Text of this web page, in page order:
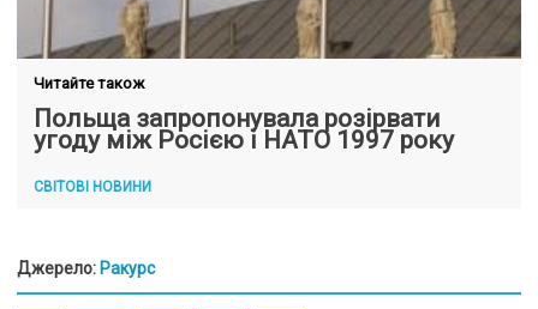
Читайте також
Польща запропонувала розірвати
угоду між Росією і НАТО 1997 року
СВІТОВІ НОВИНИ
Джерело: Ракурс